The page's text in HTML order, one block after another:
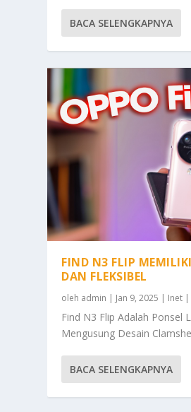
BACA SELENGKAPNYA
FIND N3 FLIP
DAN FLEKSIBEL
oleh admin | Jan 9, 2025 | Inet |
Find N3 Flip Adalah Ponsel
Mengusung Desain
BACA SELENGKAPNYA